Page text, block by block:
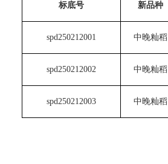
标底号 新品种
spd250212001 中晚籼稻
spd250212002 中晚籼稻
spd250212003 中晚籼稻